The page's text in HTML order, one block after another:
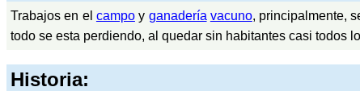
Trabajos en el campoy ganadería vacuno, principalmente,
todo se esta perdiendo, al quedar sin habitantes casi todos
Historia: